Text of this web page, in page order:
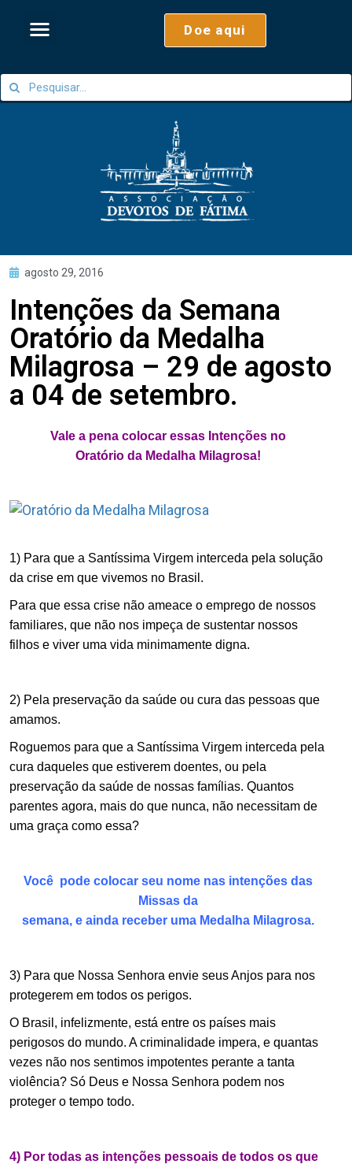
Doe aqui
agosto 29, 2016
Intenções da Semana
Oratório da Medalha
Milagrosa – 29 de agosto
a 04 de setembro.
Vale a pena colocar essas Intenções no
Oratório da Medalha Milagrosa!
1) Para que a Santíssima Virgem interceda pela solução
da crise em que vivemos no Brasil.
Para que essa crise não ameace o emprego de nossos
familiares, que não nos impeça de sustentar nossos
filhos e viver uma vida minimamente digna.
2) Pela preservação da saúde ou cura das pessoas que
amamos.
Roguemos para que a Santíssima Virgem interceda pela
cura daqueles que estiverem doentes, ou pela
preservação da saúde de nossas famílias. Quantos
parentes agora, mais do que nunca, não necessitam de
uma graça como essa?
Você pode colocar seu nome nas intenções das
Missas da
semana, e ainda receber uma Medalha Milagrosa.
3) Para que Nossa Senhora envie seus Anjos para nos
protegerem em todos os perigos.
O Brasil, infelizmente, está entre os países mais
perigosos do mundo. A criminalidade impera, e quantas
vezes não nos sentimos impotentes perante a tanta
violência? Só Deus e Nossa Senhora podem nos
proteger o tempo todo.
4) Por todas as intenções pessoais de todos os que